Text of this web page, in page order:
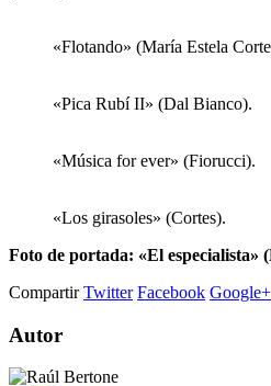
«Flotando» (María Estela
«Pica Rubí II» (Dal Bianco).
«Música for ever» (Fiorucci).
«Los girasoles» (Cortes).
Foto de portada: «El especialista»
Compartir Twitter Facebook Google+
Autor